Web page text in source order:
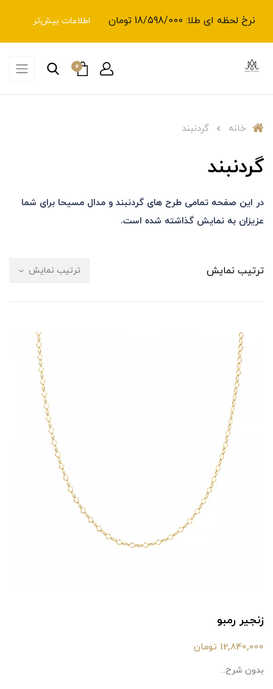
نرخ لحظه ای طلا: 18/598/000 تومان اطلاعات بیش‌تر
0
خانه گردنبند
گردنبند
در این صفحه تمامی طرح های گردنبند و مدال مسیحا برای شما
عزیزان به نمایش گذاشته شده است.
ترتیب نمایش ترتیب نمایش
زنجیر رمبو
12,840,000 تومان
بدون شرح...